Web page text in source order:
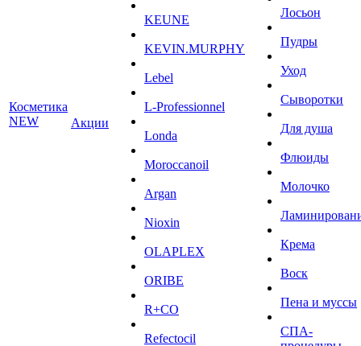
Косметика
NEW
Акции
KEUNE
KEVIN.MURPHY
Lebel
L-Professionnel
Londa
Moroccanoil
Argan
Niохin
OLAPLEX
ORIBE
R+CO
Refectocil
Лосьон
Пудры
Уход
Сыворотки
Для душа
Флюиды
Молочко
Крема
Воск
Пена и муссы
СПА-